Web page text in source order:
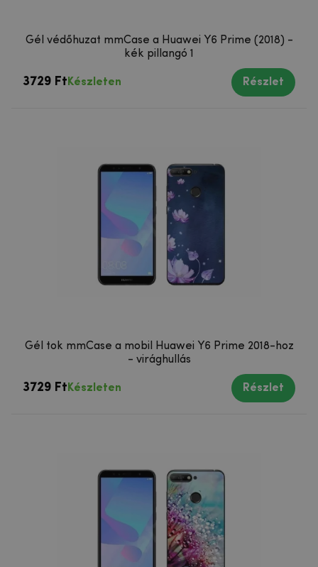
Gél védőhuzat mmCase a Huawei Y6 Prime (2018) -
kék pillangó 1
3729 Ft Készleten Részlet
Gél tok mmCase a mobil Huawei Y6 Prime 2018-hoz
- virághullás
3729 Ft Készleten Részlet